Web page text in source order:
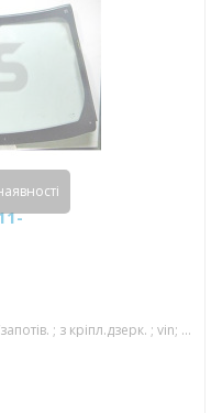
Примітка: зел.; кріп.датч.волог./світл./запотів. ; з кріпл.дзерк. ; vin; з молд.; акуст; 1598*942